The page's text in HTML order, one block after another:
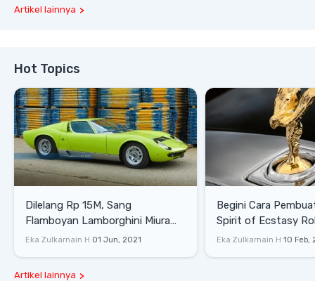
Artikel lainnya
Hot Topics
Dilelang Rp 15M, Sang
Flamboyan Lamborghini Miura
P400 S
Eka Zulkarnain H 01 Jun, 2021
Begini Cara
Spirit of Ecstasy
Eka Zulkarnain H 10 Feb,
Artikel lainnya